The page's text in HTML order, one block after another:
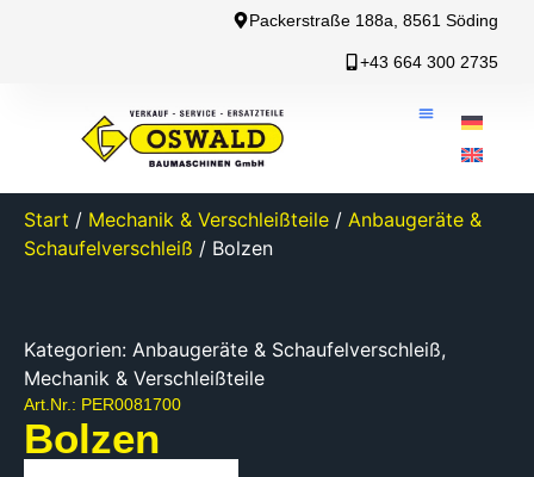
+43 664 300 2735
Packerstraße 188a, 8561 Söding
Start / Mechanik & Verschleißteile / Anbaugeräte &
Schaufelverschleiß / Bolzen
Kategorien: Anbaugeräte & Schaufelverschleiß,
Mechanik & Verschleißteile
Art.Nr.: PER0081700
Bolzen